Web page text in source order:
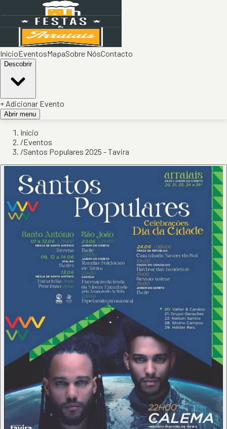
InícioEventosMapaSobre NósContacto
Descobrir
+ Adicionar Evento
Abrir menu
Início
/Eventos
/Santos Populares 2025 - Tavira